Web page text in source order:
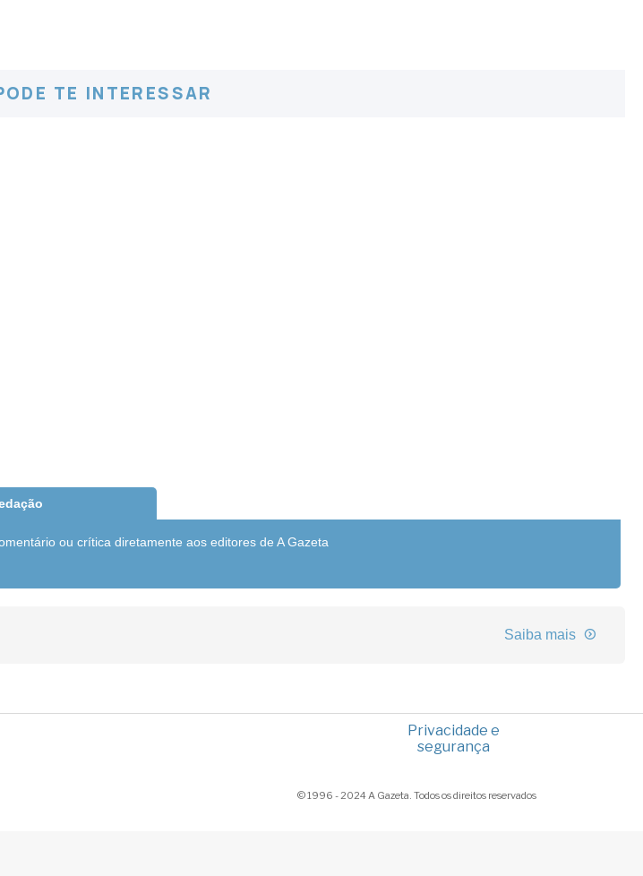
TE INTERESSAR
ou crítica diretamente aos editores de A Gazeta
Saiba mais
Privacidade e
segurança
© 1996 - 2024 A Gazeta. Todos os direitos reservados